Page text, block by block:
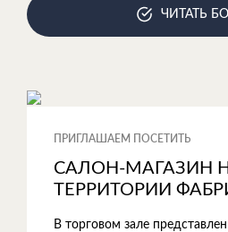
ЧИТАТЬ
ПРИГЛАШАЕМ ПОСЕТИТЬ
САЛОН-МАГАЗИН
ТЕРРИТОРИИ
В торговом зале